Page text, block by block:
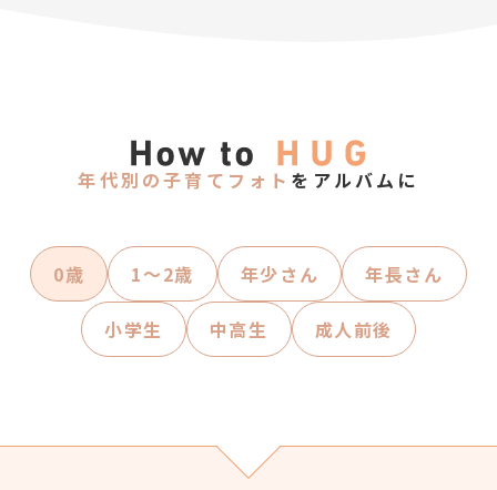
年代別の子育てフォト をアルバムに
0歳 1〜2歳 年少さん 年長さん
小学生 中高生 成人前後